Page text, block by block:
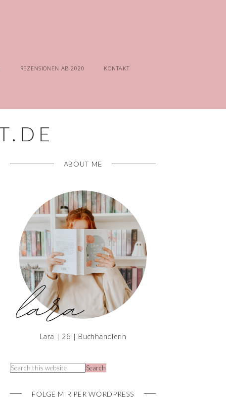
REZENSIONEN AB 2020 KONTAKT
ABOUT ME
Lara | 26 | Buchhändlerin
FOLGE MIR PER WORDPRESS